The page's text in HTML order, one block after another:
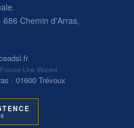
686 Chemin d'Arras,
Line Vincent
· 01600 Trévoux